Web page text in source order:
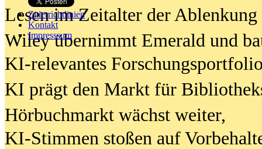
Zitierrichtlinien
Kontakt
Impresssum
Lesen im Zeitalter der Ablenkung
Wiley übernimmt Emerald und
KI-relevantes
KI prägt den Markt für
Hörbuchmarkt wächst weiter,
KI-Stimmen stoßen auf